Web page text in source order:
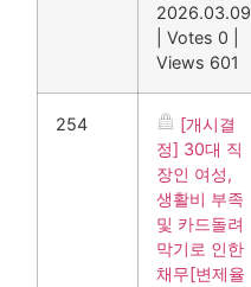
2026.03.09
Votes 0
Views 601
254
[개시결
정] 30대 직
장인 여성,
생활비 부족
및 카드돌려
막기로 인한
채무[변제율